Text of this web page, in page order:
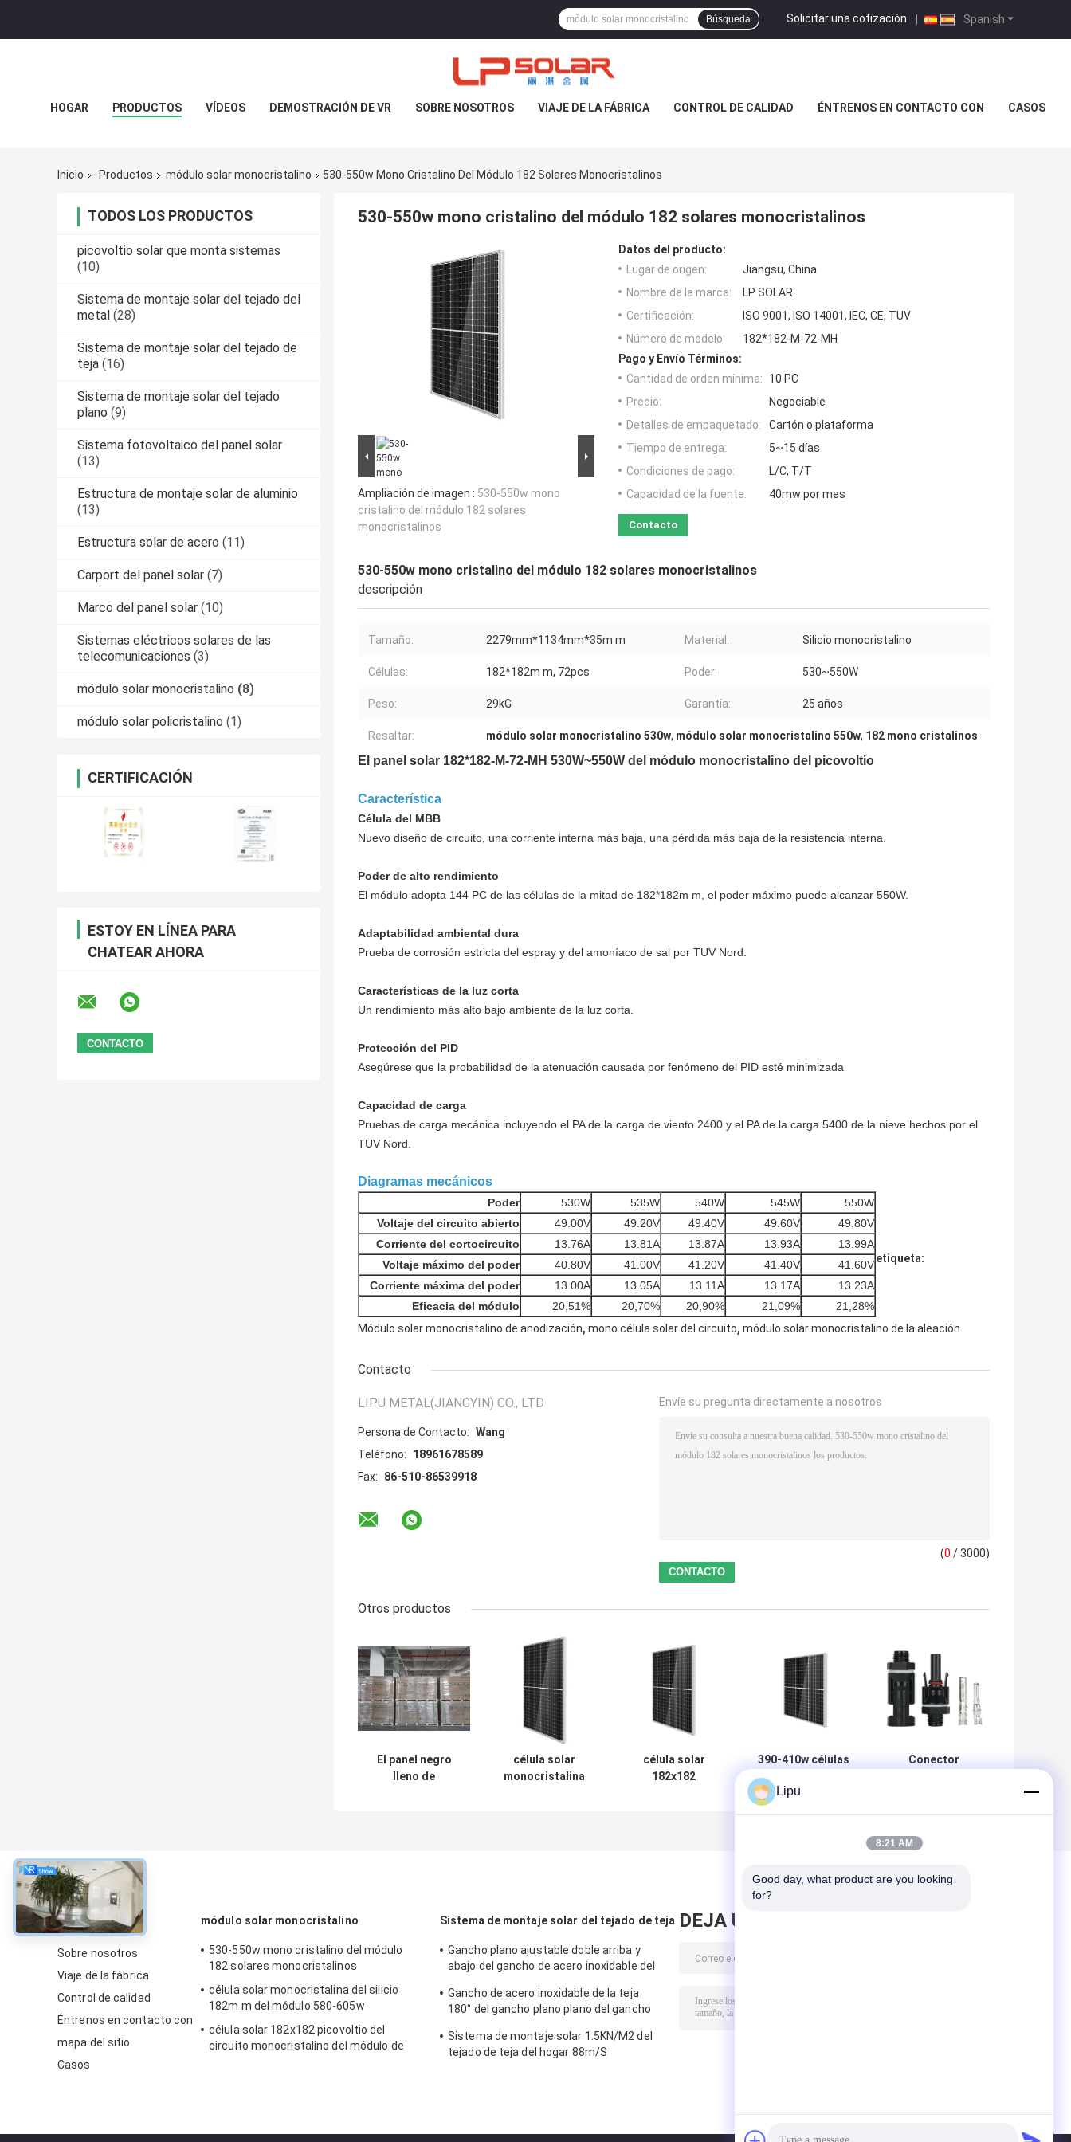
Spanish
Solicitar una cotización |
Búsqueda
HOGAR PRODUCTOS VÍDEOS DEMOSTRACIÓN DE VR SOBRE NOSOTROS VIAJE DE LA FÁBRICA CONTROL DE CALIDAD ÉNTRENOS EN CONTACTO CON CASOS
Inicio Productos módulo solar monocristalino 530-550w Mono Cristalino Del Módulo 182 Solares Monocristalinos
TODOS LOS PRODUCTOS
picovoltio solar que monta sistemas
(10)
Sistema de montaje solar del tejado del
metal (28)
Sistema de montaje solar del tejado de
teja (16)
Sistema de montaje solar del tejado
plano (9)
Sistema fotovoltaico del panel solar
(13)
Estructura de montaje solar de aluminio
(13)
Estructura solar de acero (11)
Carport del panel solar (7)
Marco del panel solar (10)
Sistemas eléctricos solares de las
telecomunicaciones (3)
módulo solar monocristalino (8)
módulo solar policristalino (1)
CERTIFICACIÓN
ESTOY EN LÍNEA PARA
CHATEAR AHORA
530-550w mono cristalino del módulo 182 solares monocristalinos
Ampliación de imagen : 530-550w mono
cristalino del módulo 182 solares
monocristalinos
Datos del producto:
Lugar de origen:
Jiangsu, China
Nombre de la marca:
LP SOLAR
Certificación:
ISO 9001, ISO 14001, IEC, CE, TUV
Número de modelo:
182*182-M-72-MH
Pago y Envío Términos:
Cantidad de orden mínima:
10 PC
Precio:
Negociable
Detalles de empaquetado:
Cartón o plataforma
Tiempo de entrega:
5~15 días
Condiciones de pago:
L/C, T/T
Capacidad de la fuente:
40mw por mes
Contacto
530-550w mono cristalino del módulo 182 solares monocristalinos
descripción
Tamaño: 2279mm*1134mm*35m m Material: Silicio monocristalino
Células: 182*182m m, 72pcs Poder: 530~550W
Peso: 29kG Garantía: 25 años
Resaltar: módulo solar monocristalino 530w, módulo solar monocristalino 550w, 182 mono cristalinos
El panel solar 182*182-M-72-MH 530W~550W del módulo monocristalino del picovoltio
Característica
Célula del MBB
Nuevo diseño de circuito, una corriente interna más baja, una pérdida más baja de la resistencia interna.
Poder de alto rendimiento
El módulo adopta 144 PC de las células de la mitad de 182*182m m, el poder máximo puede alcanzar 550W.
Adaptabilidad ambiental dura
Prueba de corrosión estricta del espray y del amoníaco de sal por TUV Nord.
Características de la luz corta
Un rendimiento más alto bajo ambiente de la luz corta.
Protección del PID
Asegúrese que la probabilidad de la atenuación causada por fenómeno del PID esté minimizada
Capacidad de carga
Pruebas de carga mecánica incluyendo el PA de la carga de viento 2400 y el PA de la carga 5400 de la nieve hechos por el
TUV Nord.
Diagramas mecánicos
Poder 530W 535W 540W 545W
550W
Voltaje del circuito abierto
49.00V 49.20V 49.40V 49.60V
49.80V
Corriente del cortocircuito
13.76A 13.81A 13.87A 13.93A
13.99A
Voltaje máximo del poder
40.80V 41.00V 41.20V 41.40V
41.60V
Corriente máxima del poder
13.00A 13.05A 13.11A 13.17A
13.23A
Eficacia del módulo
20,51% 20,70% 20,90% 21,09% 21,28%
etiqueta:
Módulo solar monocristalino de anodización, mono célula solar del circuito, módulo solar monocristalino de la aleación
Contacto
LIPU METAL(JIANGYIN) CO., LTD
Persona de Contacto: Wang
Teléfono:
18961678589
Fax:
86-510-86539918
Envíe su pregunta directamente a nosotros
(0 / 3000)
Otros productos
El panel negro
lleno de
célula solar
monocristalina
célula solar
182x182
390-410w células
solares de silicio
monocristalinas
del módulo 182
Conector
Sobre
Sobre nosotros
Viaje de la fábrica
Control de calidad
Éntrenos en contacto con
mapa del sitio
Casos
módulo solar monocristalino
530-550w mono cristalino del módulo
182 solares monocristalinos
célula solar monocristalina del silicio
182m m del módulo 580-605w
célula solar 182x182 picovoltio del
circuito monocristalino del módulo de
Sistema de montaje solar del tejado de teja
Gancho plano ajustable doble arriba y
abajo del gancho de acero inoxidable del
Europa
Gancho de acero inoxidable de la teja
180° del gancho plano plano del gancho
Sistema de montaje solar 1.5KN/M2 del
tejado de teja del hogar 88m/S
DEJA UN MENSAJE
Lipu
8:21 AM
Good day, what product are you looking
for?